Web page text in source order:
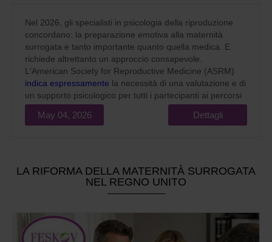
Nel 2026, gli specialisti in psicologia della riproduzione
concordano: la preparazione emotiva alla maternità
surrogata è tanto importante quanto quella medica. E
richiede altrettanto un approccio consapevole.
L'American Society for Reproductive Medicine (ASRM)
indica espressamente la necessità di una valutazione e di
un supporto psicologico per tutti i partecipanti ai percorsi
di maternità surrogata come standard obbligatorio per
un'assistenza medica di qualità.
May 04, 2026 Dettagli
LA RIFORMA DELLA MATERNITÀ SURROGATA
NEL REGNO UNITO